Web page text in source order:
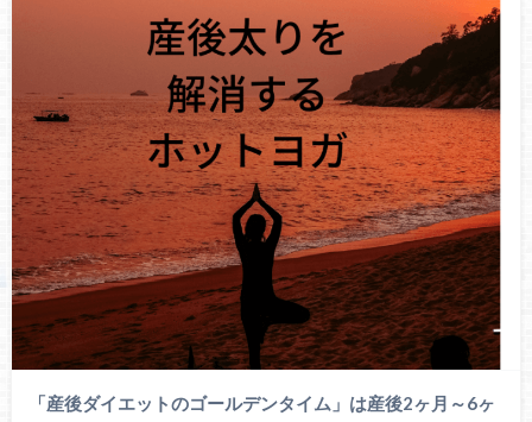
「産後ダイエットのゴールデンタイム」は産後2ヶ月～6ヶ